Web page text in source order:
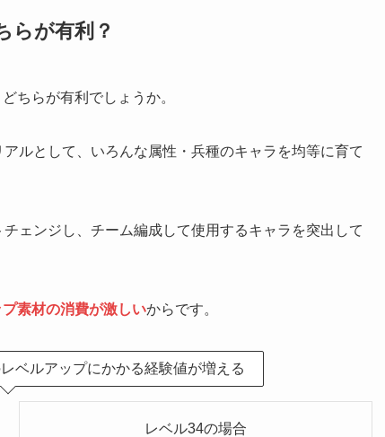
らが有利？
ちらが有利でしょうか。
アルとして、いろんな属性・兵種のキャラを均等に育て
チェンジし、チーム編成して使用するキャラを突出して
素材の消費が激しいからです。
ベルアップにかかる経験値が増える
レベル34の場合